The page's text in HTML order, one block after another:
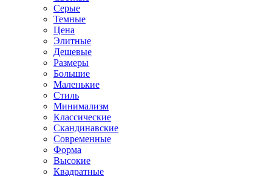
Серые
Темные
Цена
Элитные
Дешевые
Размеры
Большие
Маленькие
Стиль
Минимализм
Классические
Скандинавские
Современные
Форма
Высокие
Квадратные